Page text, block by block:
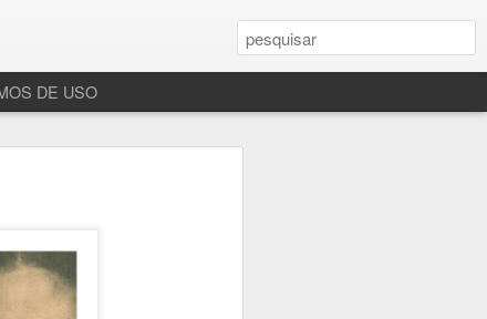
DE USO